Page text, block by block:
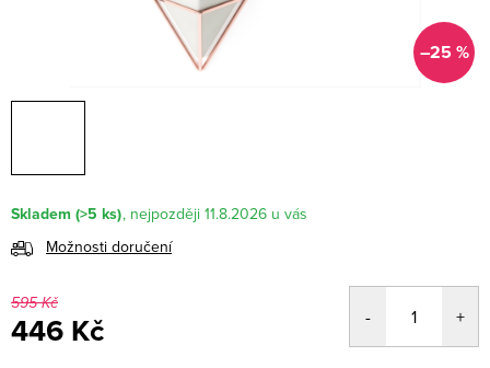
–25 %
Skladem (>5 ks)
11.8.2026
Možnosti doručení
595 Kč
446 Kč